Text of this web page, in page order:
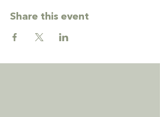
Share this event